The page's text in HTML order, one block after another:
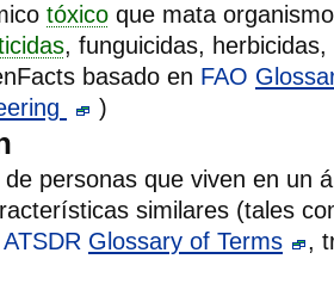
tóxico que mata
, funguicidas,
basado en FAO
)
personas que viven en un
similares (tales
ATSDR Glossary of Terms
,